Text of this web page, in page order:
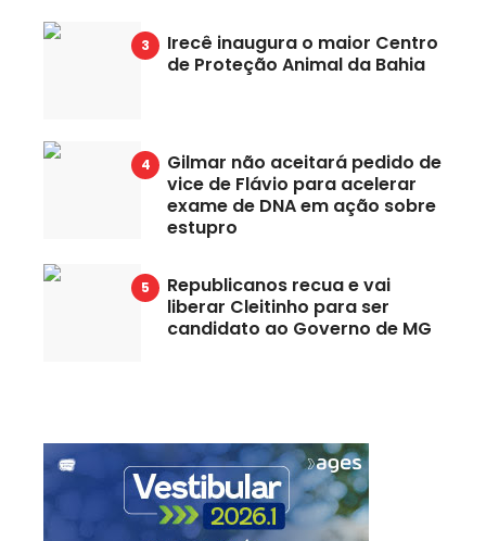
Irecê inaugura o maior Centro
de Proteção Animal da Bahia
Gilmar não aceitará pedido de
vice de Flávio para acelerar
exame de DNA em ação sobre
estupro
Republicanos recua e vai
liberar Cleitinho para ser
candidato ao Governo de MG